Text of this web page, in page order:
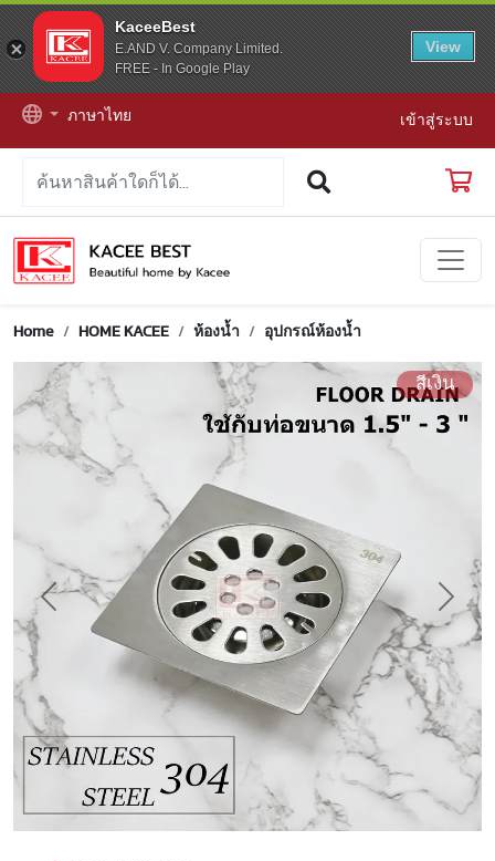
KaceeBest
E.AND V. Company Limited.
FREE - In Google Play
View
ภาษาไทย เข้าสู่ระบบ
Home HOME KACEE ห้องน้ำ อุปกรณ์ห้องน้ำ
สีเงิน
Previous Next